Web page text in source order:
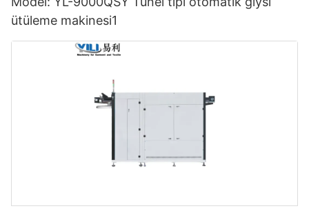
ütüleme makinesi1